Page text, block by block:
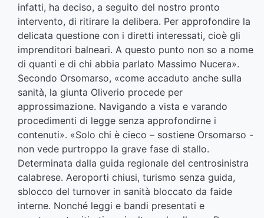
infatti, ha deciso, a seguito del nostro pronto
intervento, di ritirare la delibera. Per approfondire la
delicata questione con i diretti interessati, cioè gli
imprenditori balneari. A questo punto non so a nome
di quanti e di chi abbia parlato Massimo Nucera».
Secondo Orsomarso, «come accaduto anche sulla
sanità, la giunta Oliverio procede per
approssimazione. Navigando a vista e varando
procedimenti di legge senza approfondirne i
contenuti». «Solo chi è cieco – sostiene Orsomarso -
non vede purtroppo la grave fase di stallo.
Determinata dalla guida regionale del centrosinistra
calabrese. Aeroporti chiusi, turismo senza guida,
sblocco del turnover in sanità bloccato da faide
interne. Nonché leggi e bandi presentati e